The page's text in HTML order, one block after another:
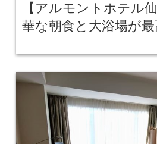
【アルモントホテル
華な朝食と大浴場が最